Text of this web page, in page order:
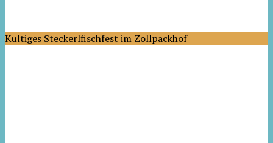
Kultiges Steckerlfischfest im Zollpackhof